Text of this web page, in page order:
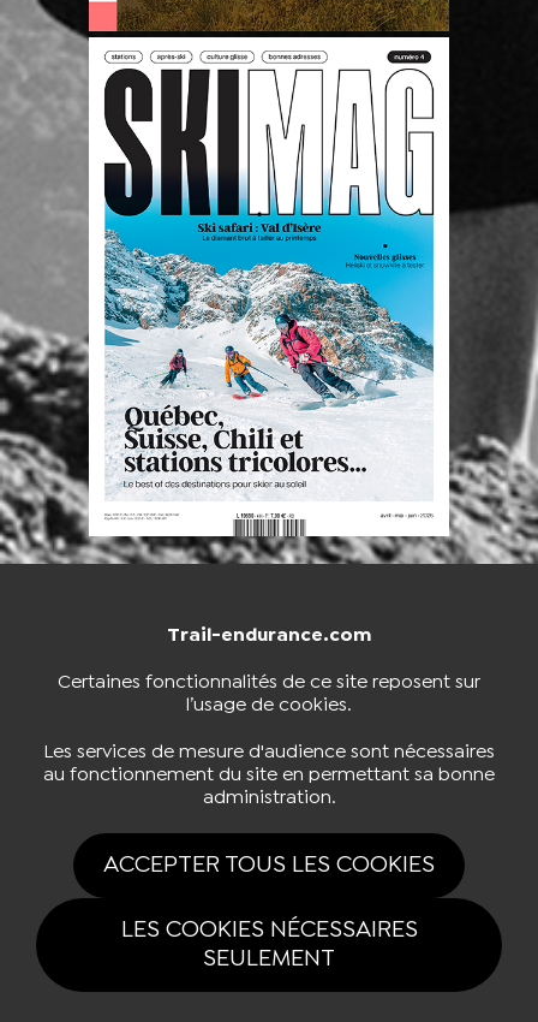
Trail-endurance.com
Certaines fonctionnalités de ce site reposent sur
l’usage de cookies.
Les services de mesure d'audience sont nécessaires
au fonctionnement du site en permettant sa bonne
administration.
ACCEPTER TOUS LES COOKIES
LES COOKIES NÉCESSAIRES
SEULEMENT
NOUS CONTACTER BOUTIQUE
NOUS SUIVRE
Tous drois réservés Trail-endurance.com 2026 |
Politique de confidentialité|Gestion des cookies